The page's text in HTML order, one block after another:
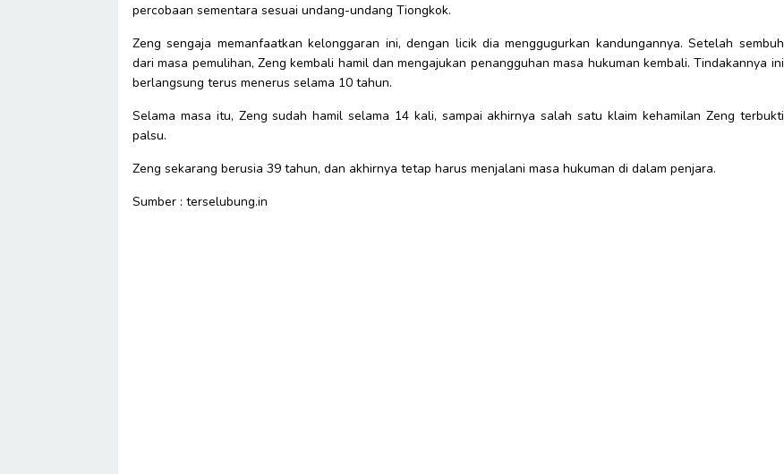
percobaan sementara sesuai undang-undang Tiongkok.
Zeng sengaja memanfaatkan kelonggaran ini, dengan licik dia menggugurkan kandungannya. Setelah sembuh
dari masa pemulihan, Zeng kembali hamil dan mengajukan penangguhan masa hukuman kembali. Tindakannya ini
berlangsung terus menerus selama 10 tahun.
Selama masa itu, Zeng sudah hamil selama 14 kali, sampai akhirnya salah satu klaim kehamilan Zeng terbukti
palsu.
Zeng sekarang berusia 39 tahun, dan akhirnya tetap harus menjalani masa hukuman di dalam penjara.
Sumber : terselubung.in